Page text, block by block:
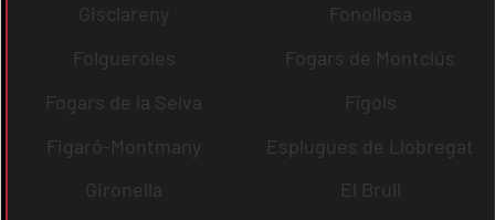
Gisclareny
Fonollosa
Folgueroles
Fogars de Montclús
Fogars de la Selva
Fígols
Figaró-Montmany
Esplugues de Llobregat
Gironella
El Brull